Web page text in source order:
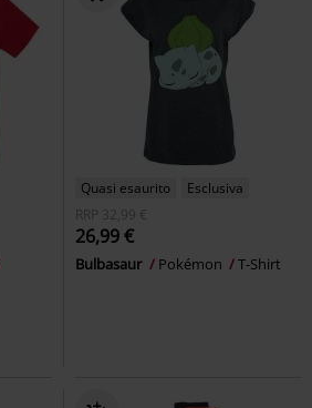
Quasi esaurito
Esclusiva
RRP
32,99 €
26,99 €
Bulbasaur Pokémon T-Shirt